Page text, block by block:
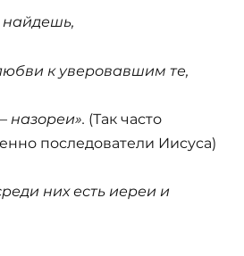
найдешь,
к уверовавшим те,
назореи». (Так часто
последователи Иисуса)
них есть иереи и